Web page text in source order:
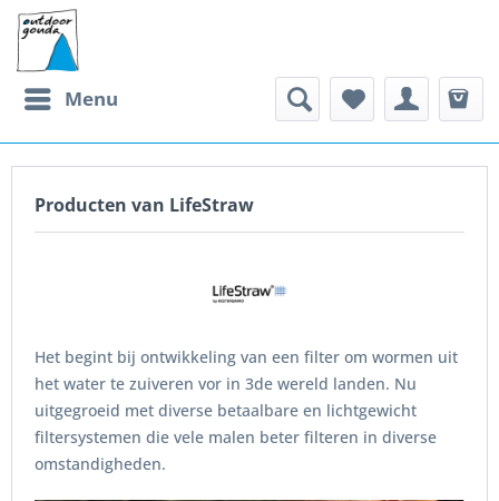
Menu
Producten van LifeStraw
Het begint bij ontwikkeling van een filter om wormen uit
het water te zuiveren vor in 3de wereld landen. Nu
uitgegroeid met diverse betaalbare en lichtgewicht
filtersystemen die vele malen beter filteren in diverse
omstandigheden.